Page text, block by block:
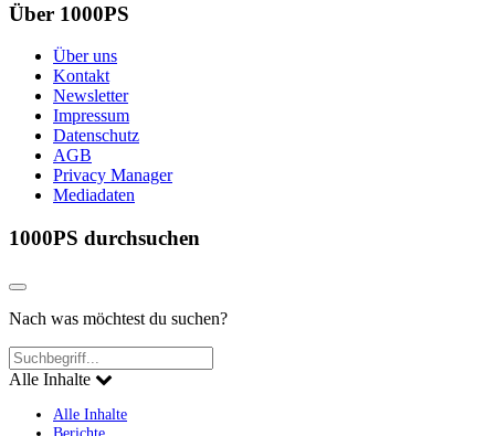
Über 1000PS
Über uns
Kontakt
Newsletter
Impressum
Datenschutz
AGB
Privacy Manager
Mediadaten
1000PS durchsuchen
Nach was möchtest du suchen?
Alle Inhalte
Alle Inhalte